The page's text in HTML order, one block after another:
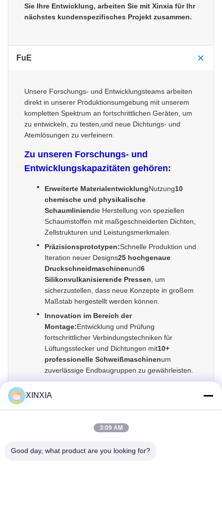
Sie Ihre Entwicklung, arbeiten Sie mit Xinxia für Ihr
nächstes kundenspezifisches Projekt zusammen.
FuE
Unsere Forschungs- und Entwicklungsteams arbeiten
direkt in unserer Produktionsumgebung mit unserem
kompletten Spektrum an fortschrittlichen Geräten, um
zu entwickeln, zu testen,und neue Dichtungs- und
Atemlösungen zu verfeinern.
Zu unseren Forschungs- und
Entwicklungskapazitäten gehören:
Erweiterte MaterialentwicklungNutzung10
chemische und physikalische
Schaumliniendie Herstellung von speziellen
Schaumstoffen mit maßgeschneiderten Dichten,
Zellstrukturen und Leistungsmerkmalen.
Präzisionsprototypen:Schnelle Produktion und
Iteration neuer Designs25 hochgenaue
Druckschneidmaschinenund6
Silikonvulkanisierende Pressen , um
sicherzustellen, dass neue Konzepte in großem
Maßstab hergestellt werden können.
Innovation im Bereich der
Montage:Entwicklung und Prüfung
fortschrittlicher Verbindungstechniken für
Lüftungsstecker und Dichtungen mit10+
professionelle Schweißmaschinenum
zuverlässige Endbaugruppen zu gewährleisten.
neuer Materialien und Produkte durch strenge
für Durchlässigkeit, Haltbarkeit und Sicherheit
XINXIA
3:09 AM
Good day, what product are you looking for?